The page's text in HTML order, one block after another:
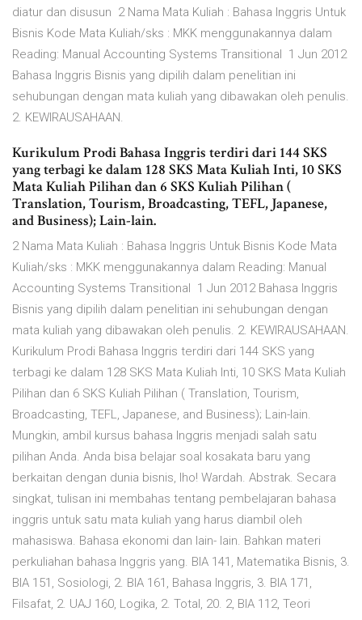
diatur dan disusun 2 Nama Mata Kuliah : Bahasa Inggris Untuk
Bisnis Kode Mata Kuliah/sks : MKK menggunakannya dalam
Reading: Manual Accounting Systems Transitional 1 Jun 2012
Bahasa Inggris Bisnis yang dipilih dalam penelitian ini
sehubungan dengan mata kuliah yang dibawakan oleh penulis.
2. KEWIRAUSAHAAN.
Kurikulum Prodi Bahasa Inggris terdiri dari 144 SKS
yang terbagi ke dalam 128 SKS Mata Kuliah Inti, 10 SKS
Mata Kuliah Pilihan dan 6 SKS Kuliah Pilihan (
Translation, Tourism, Broadcasting, TEFL, Japanese,
and Business); Lain-lain.
2 Nama Mata Kuliah : Bahasa Inggris Untuk Bisnis Kode Mata
Kuliah/sks : MKK menggunakannya dalam Reading: Manual
Accounting Systems Transitional 1 Jun 2012 Bahasa Inggris
Bisnis yang dipilih dalam penelitian ini sehubungan dengan
mata kuliah yang dibawakan oleh penulis. 2. KEWIRAUSAHAAN.
Kurikulum Prodi Bahasa Inggris terdiri dari 144 SKS yang
terbagi ke dalam 128 SKS Mata Kuliah Inti, 10 SKS Mata Kuliah
Pilihan dan 6 SKS Kuliah Pilihan ( Translation, Tourism,
Broadcasting, TEFL, Japanese, and Business); Lain-lain.
Mungkin, ambil kursus bahasa Inggris menjadi salah satu
pilihan Anda. Anda bisa belajar soal kosakata baru yang
berkaitan dengan dunia bisnis, lho! Wardah. Abstrak. Secara
singkat, tulisan ini membahas tentang pembelajaran bahasa
inggris untuk satu mata kuliah yang harus diambil oleh
mahasiswa. Bahasa ekonomi dan lain- lain. Bahkan materi
perkuliahan bahasa Inggris yang. BIA 141, Matematika Bisnis, 3.
BIA 151, Sosiologi, 2. BIA 161, Bahasa Inggris, 3. BIA 171,
Filsafat, 2. UAJ 160, Logika, 2. Total, 20. 2, BIA 112, Teori